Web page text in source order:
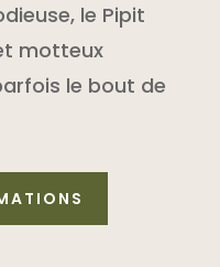
le Pipit
motteux
le bout de